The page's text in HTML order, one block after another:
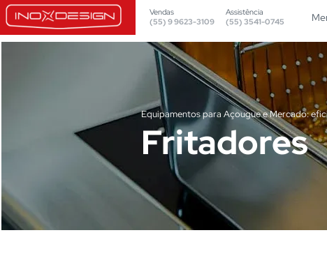
Vendas
(55) 9 9623-3109
Assistência
(55) 3541-0745
Equipamentos para Açougue e Mercado:
Fritadores